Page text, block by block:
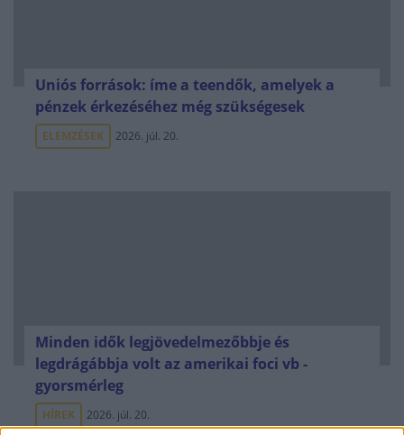
Uniós források: íme a teendők, amelyek a
pénzek érkezéséhez még szükségesek
ELEMZÉSEK 2026. júl. 20.
Minden idők legjövedelmezőbbje és
legdrágábbja volt az amerikai foci vb -
gyorsmérleg
HÍREK 2026. júl. 20.